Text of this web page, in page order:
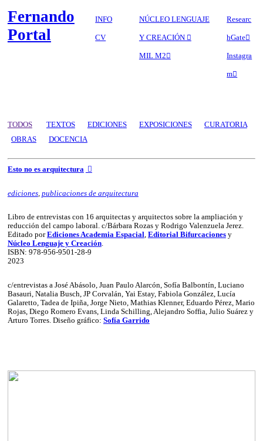
Fernando
Portal
INFO
CV
NÚCLEO LENGUAJE
Y CREACIÓN ︎︎︎
MIL M2︎︎︎
Researc
hGate︎︎︎
Instagra
m︎︎︎
TODOS TEXTOS EDICIONES EXPOSICIONES
CURATORIA
OBRAS
DOCENCIA
Esto no es arquitectura ︎︎︎
ediciones, publicaciones de arquitectura
Libro de entrevistas con 16 arquitectas y arquitectos sobre la ampliación y
reducción del campo laboral. c/Bárbara Rozas y Rodrigo Valenzuela Jerez.
Editado porEdiciones Academia Espacial, Editorial Bifurcacionesy
Núcleo Lenguaje y Creación.
ISBN: 978-956-9501-28-9
2023
c/entrevistas a José Abásolo, Juan Paulo Alarcón, Sofía Balbontín, Luciano
Basauri, Natalia Busch, JP Corvalán, Yai Estay, Fabiola González, Lucía
Galaretto, Tadea de Ipiña, Jorge Nieto, Mathias Klenner, Eduardo Pérez, Mario
Rojas, Diego Romero Evans, Linda Schilling, Alejandro Soffia, Julio Suárez y
Arturo Torres. Diseño gráfico: Sofía Garrido